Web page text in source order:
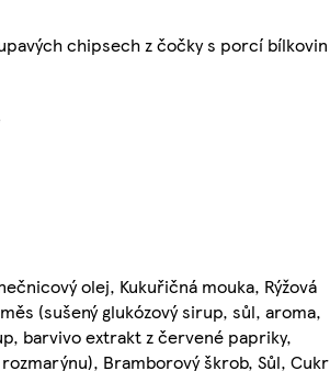
chipsech z čočky s porcí bílkovin
olej, Kukuřičná mouka, Rýžová
(sušený glukózový sirup, sůl, aroma,
barvivo extrakt z červené papriky,
Bramborový škrob, Sůl, Cukr